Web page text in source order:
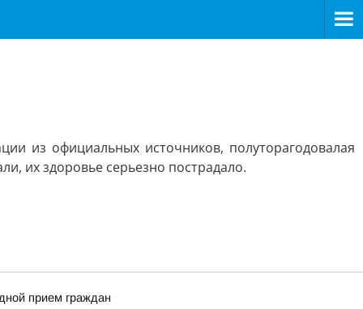
из официальных источников, полуторагодовалая
их здоровье серьезно пострадало.
прием граждан